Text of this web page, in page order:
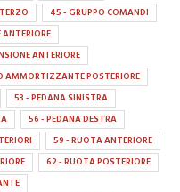
45 - GRUPPO COMANDI
ANTERIORE
AMMORTIZZANTE POSTERIORE
53 - PEDANA SINISTRA
56 - PEDANA DESTRA
59 - RUOTA ANTERIORE
62 - RUOTA POSTERIORE